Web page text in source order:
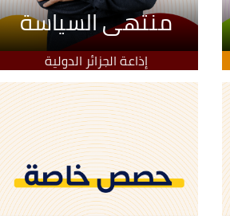
منتهى السياسة
إذاعة الجزائر الدولية